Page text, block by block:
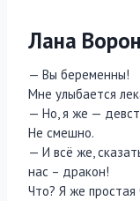
Лана
— Вы беременны!
Мне улыбается
— Но, я же —
Не смешно.
— И всё же,
нас – дракон!
Что? Я же простая